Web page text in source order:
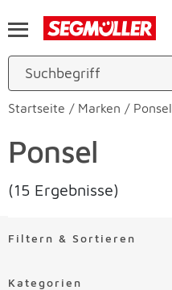
Startseite / Marken / Ponsel
Ponsel
(15 Ergebnisse)
Filtern & Sortieren
Kategorien